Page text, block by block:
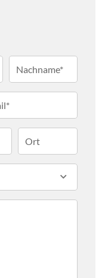
und WC.
Nachname*
Ort